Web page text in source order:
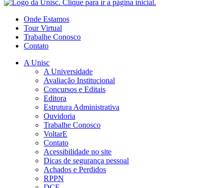
Onde Estamos
Tour Virtual
Trabalhe Conosco
Contato
A Unisc
A Universidade
Avaliação Institucional
Concursos e Editais
Editora
Estrutura Administrativa
Ouvidoria
Trabalhe Conosco
VoltarE
Contato
Acessibilidade no site
Dicas de segurança pessoal
Achados e Perdidos
RPPN